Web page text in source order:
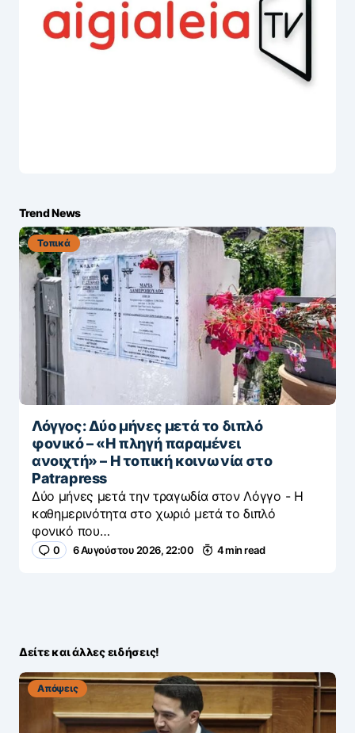
Trend News
Τοπικά
Λόγγος: Δύο μήνες μετά το διπλό
φονικό – «H πληγή παραμένει
ανοιχτή» – Η τοπική κοινωνία στο
Patrapress
Δύο μήνες μετά την τραγωδία στον Λόγγο - H
καθημερινότητα στο χωριό μετά το διπλό
φονικό που…
0 6 Αυγούστου 2026, 22:00 4 min read
Δείτε και άλλες ειδήσεις!
Απόψεις